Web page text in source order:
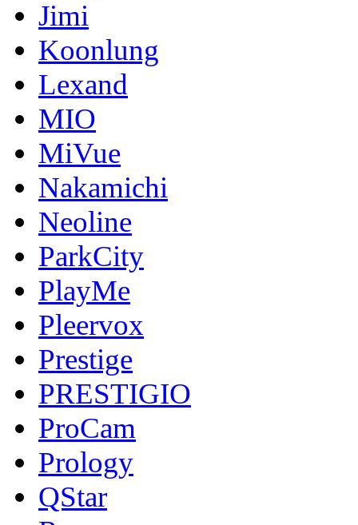
Jimi
Koonlung
Lexand
MIO
MiVue
Nakamichi
Neoline
ParkCity
PlayMe
Pleervox
Prestige
PRESTIGIO
ProCam
Prology
QStar